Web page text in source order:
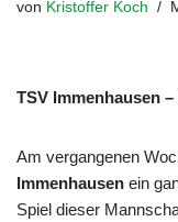
von Kristoffer Koch
TSV Immenhausen
Am vergangenen
Immenhausen ein
Spiel dieser